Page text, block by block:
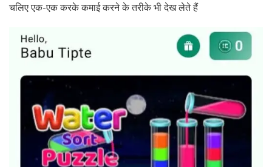
चलिए एक-एक करके कमाई करने के तरीके भी देख लेते हैं